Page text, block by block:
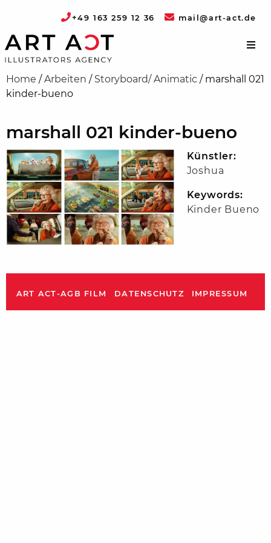
+49 163 259 12 36 mail@art-act.de
Home /Arbeiten / Storyboard/ Animatic / marshall 021
kinder-bueno
marshall 021 kinder-bueno
Künstler:
Joshua
Keywords:
Kinder Bueno
ART ACT-AGB FILM DATENSCHUTZ IMPRESSUM